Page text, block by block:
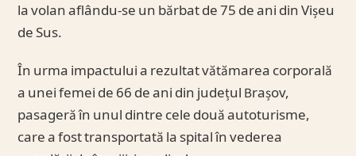
la volan aflându-se un bărbat de 75 de ani din Vișeu
de Sus.
În urma impactului a rezultat vătămarea corporală
a unei femei de 66 de ani din județul Brașov,
pasageră în unul dintre cele două autoturisme,
care a fost transportată la spital în vederea